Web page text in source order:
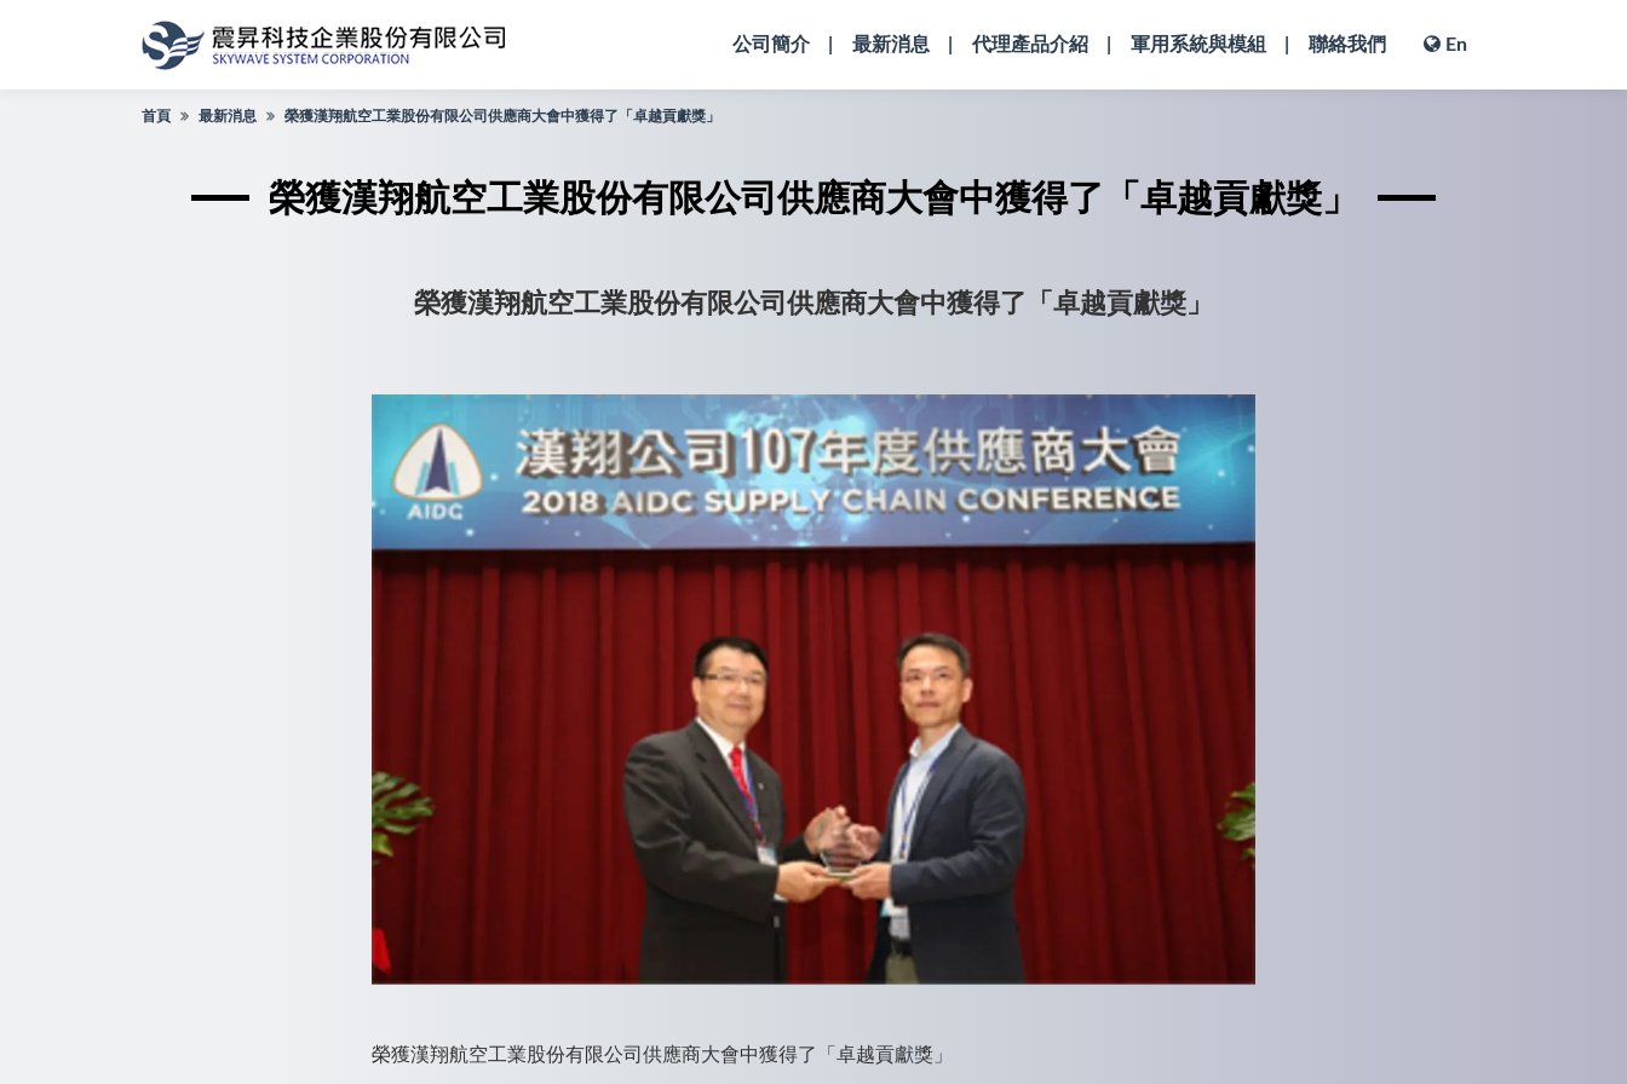
公司簡介 最新消息 代理產品介紹 軍用系統與模組 聯絡我們 En
首頁 最新消息 榮獲漢翔航空工業股份有限公司供應商大會中獲得了「卓越貢獻獎」
榮獲漢翔航空工業股份有限公司供應商大會中獲得了「卓越貢獻獎」
榮獲漢翔航空工業股份有限公司供應商大會中獲得了「卓越貢獻獎」
榮獲漢翔航空工業股份有限公司供應商大會中獲得了「卓越貢獻獎」